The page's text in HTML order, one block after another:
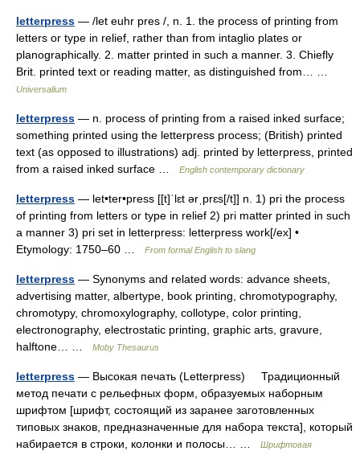
letterpress — /let euhr pres /, n. 1. the process of printing from
letters or type in relief, rather than from intaglio plates or
planographically. 2. matter printed in such a manner. 3. Chiefly
Brit. printed text or reading matter, as distinguished from… …
Universalium
letterpress — n. process of printing from a raised inked surface;
something printed using the letterpress process; (British) printed
text (as opposed to illustrations) adj. printed by letterpress, printed
from a raised inked surface …
English contemporary dictionary
letterpress — let•ter•press [[t]ˈlɛt ərˌprɛs[/t]] n. 1) pri the process
of printing from letters or type in relief 2) pri matter printed in such
a manner 3) pri set in letterpress: letterpress work[/ex] •
Etymology: 1750–60 …
From formal English to slang
letterpress — Synonyms and related words: advance sheets,
advertising matter, albertype, book printing, chromotypography,
chromotypy, chromoxylography, collotype, color printing,
electronography, electrostatic printing, graphic arts, gravure,
halftone… …
Moby Thesaurus
letterpress — Высокая печать (Letterpress) Традиционный
метод печати с рельефных форм, образуемых наборным
шрифтом [шрифт, состоящий из заранее заготовленных
типовых знаков, предназначенные для набора текста], который
набирается в строки, колонки и полосы… …
Шрифтовая